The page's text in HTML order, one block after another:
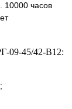
10000 часов
09-45/42-В12: